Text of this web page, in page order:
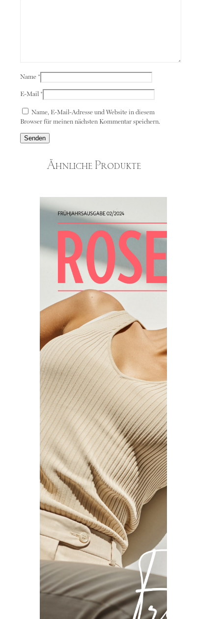
Name *
E-Mail *
Name, E-Mail-Adresse und Website in diesem
Browser für meinen nächsten Kommentar speichern.
Ähnliche Produkte